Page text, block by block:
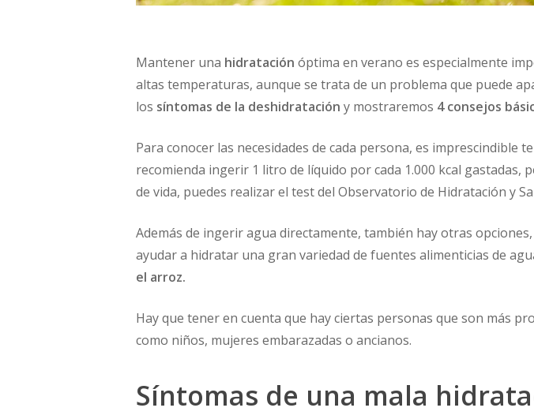
Mantener una hidratación óptima en verano es especialmente
altas temperaturas, aunque se trata de un problema que puede
los síntomas de la deshidratación y mostraremos 4 consejos
Para conocer las necesidades de cada persona, es imprescindible
recomienda ingerir 1 litro de líquido por cada 1.000 kcal
de vida, puedes realizar el test del Observatorio de Hidratación y
Además de ingerir agua directamente, también hay otras
ayudar a hidratar una gran variedad de fuentes alimenticias de
el arroz.
Hay que tener en cuenta que hay ciertas personas que son más
como niños, mujeres embarazadas o ancianos.
Síntomas de una mala